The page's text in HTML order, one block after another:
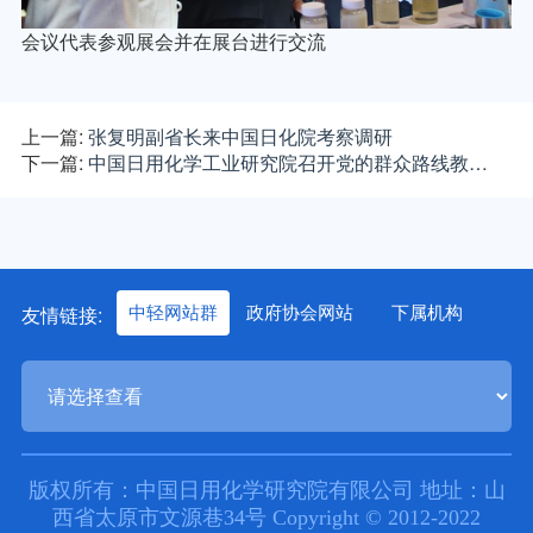
会议代表参观展会并在展台进行交流
上一篇: 张复明副省长来中国日化院考察调研
下一篇: 中国日用化学工业研究院召开党的群众路线教…
友情链接: 中轻网站群 政府协会网站 下属机构
版权所有：中国日用化学研究院有限公司 地址：山
西省太原市文源巷34号 Copyright © 2012-2022